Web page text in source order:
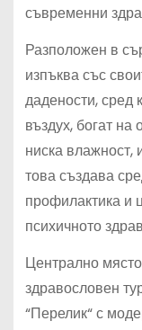
съвременни
Разположен в
изпъква със
дадености, сред
въздух, богат
ниска влажност,
това създава
профилактика и
психичното
Централно
здравословен
“Перелик“ с